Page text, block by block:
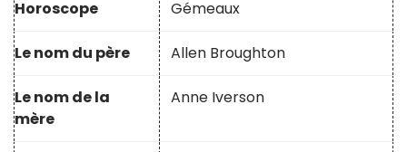
Horoscope Gémeaux
Le nom du père Allen Broughton
Le nom de la
mère
Anne Iverson